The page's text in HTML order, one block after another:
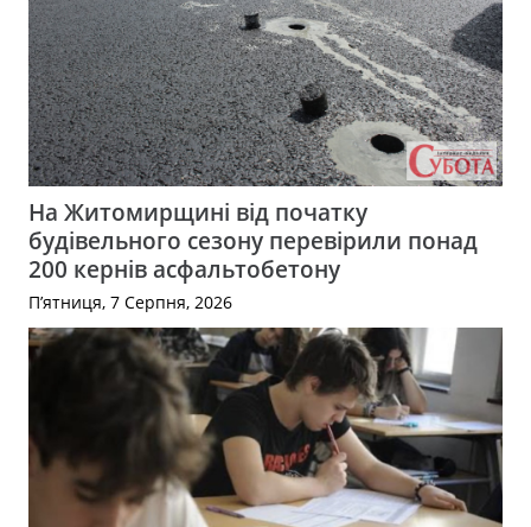
На Житомирщині від початку
будівельного сезону перевірили понад
200 кернів асфальтобетону
П’ятниця, 7 Серпня, 2026